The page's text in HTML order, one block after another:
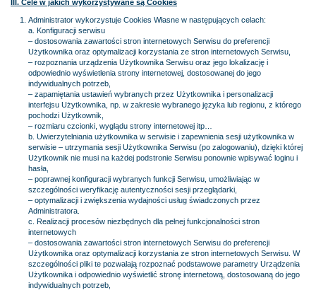
III. Cele w jakich wykorzystywane są Cookies
Administrator wykorzystuje Cookies Własne w następujących celach:
a. Konfiguracji serwisu
– dostosowania zawartości stron internetowych Serwisu do preferencji
Użytkownika oraz optymalizacji korzystania ze stron internetowych Serwisu,
– rozpoznania urządzenia Użytkownika Serwisu oraz jego lokalizację i
odpowiednio wyświetlenia strony internetowej, dostosowanej do jego
indywidualnych potrzeb,
– zapamiętania ustawień wybranych przez Użytkownika i personalizacji
interfejsu Użytkownika, np. w zakresie wybranego języka lub regionu, z którego
pochodzi Użytkownik,
– rozmiaru czcionki, wyglądu strony internetowej itp…
b. Uwierzytelniania użytkownika w serwisie i zapewnienia sesji użytkownika w
serwisie – utrzymania sesji Użytkownika Serwisu (po zalogowaniu), dzięki której
Użytkownik nie musi na każdej podstronie Serwisu ponownie wpisywać loginu i
hasła,
– poprawnej konfiguracji wybranych funkcji Serwisu, umożliwiając w
szczególności weryfikację autentyczności sesji przeglądarki,
– optymalizacji i zwiększenia wydajności usług świadczonych przez
Administratora.
c. Realizacji procesów niezbędnych dla pełnej funkcjonalności stron
internetowych
– dostosowania zawartości stron internetowych Serwisu do preferencji
Użytkownika oraz optymalizacji korzystania ze stron internetowych Serwisu. W
szczególności pliki te pozwalają rozpoznać podstawowe parametry Urządzenia
Użytkownika i odpowiednio wyświetlić stronę internetową, dostosowaną do jego
indywidualnych potrzeb,